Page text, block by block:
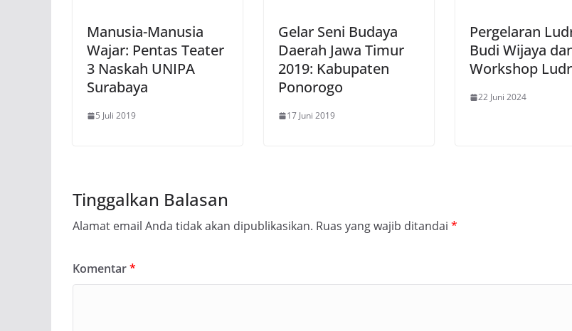
Manusia-Manusia
Wajar: Pentas Teater
3 Naskah UNIPA
Surabaya
5 Juli 2019
Gelar Seni Budaya
Daerah Jawa Timur
2019: Kabupaten
Ponorogo
17 Juni 2019
Pergelaran
Budi Wijaya
Workshop
22 Juni 2024
Tinggalkan Balasan
Alamat email Anda tidak akan dipublikasikan. Ruas yang wajib ditandai *
Komentar*